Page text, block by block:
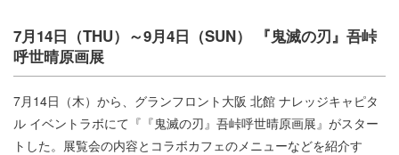
7月14日（THU）～9月4日（SUN） 『鬼滅の刃』吾峠
呼世晴原画展
7月14日（木）から、グランフロント大阪 北館 ナレッジキャピタ
ル イベントラボにて『『鬼滅の刃』吾峠呼世晴原画展』がスター
トした。展覧会の内容とコラボカフェのメニューなどを紹介す